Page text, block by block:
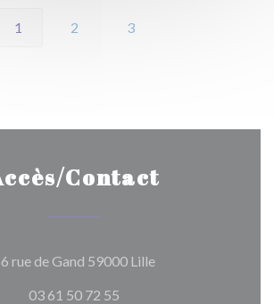
1 2 3
Contact
rue de Gand 59000 Lille((ouvre une
03 61 50 72 55